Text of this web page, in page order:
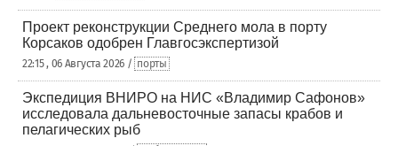
Проект реконструкции Среднего мола в порту
Корсаков одобрен Главгосэкспертизой
22:15 , 06 Августа 2026 / порты
Экспедиция ВНИРО на НИС «Владимир Сафонов»
исследовала дальневосточные запасы крабов и
пелагических рыб